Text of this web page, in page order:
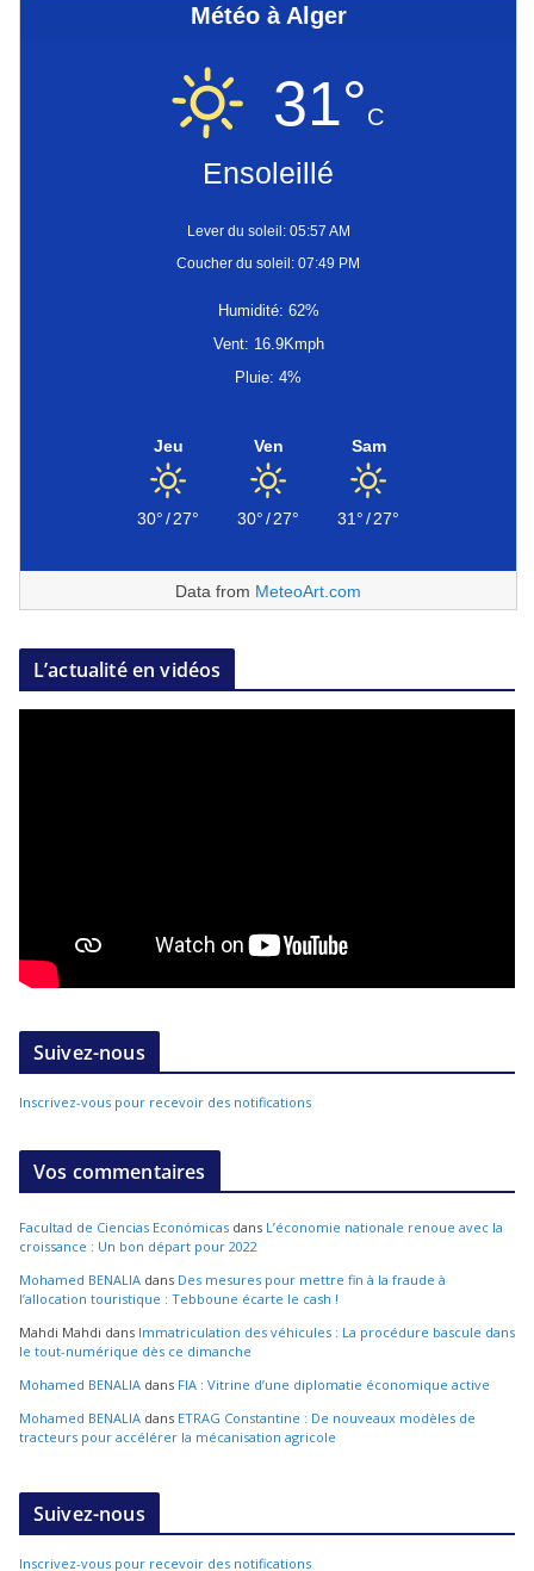
Météo à Alger
31°C
Ensoleillé
Lever du soleil: 05:57 AM
Coucher du soleil: 07:49 PM
Humidité: 62%
Vent: 16.9Kmph
Pluie: 4%
Jeu
30°/27°
Ven
30°/27°
Sam
31°/27°
Data from MeteoArt.com
L’actualité en vidéos
Suivez-nous
Inscrivez-vous pour recevoir des notifications
Vos commentaires
Facultad de Ciencias Económicas dans L’économie nationale renoue avec la
croissance : Un bon départ pour 2022
Mohamed BENALIA dans Des mesures pour mettre fin à la fraude à
l’allocation touristique : Tebboune écarte le cash !
Mahdi Mahdi dans Immatriculation des véhicules : La procédure bascule dans
le tout-numérique dès ce dimanche
Mohamed BENALIA dans FIA : Vitrine d’une diplomatie économique active
Mohamed BENALIA dans ETRAG Constantine : De nouveaux modèles de
tracteurs pour accélérer la mécanisation agricole
Suivez-nous
Inscrivez-vous pour recevoir des notifications